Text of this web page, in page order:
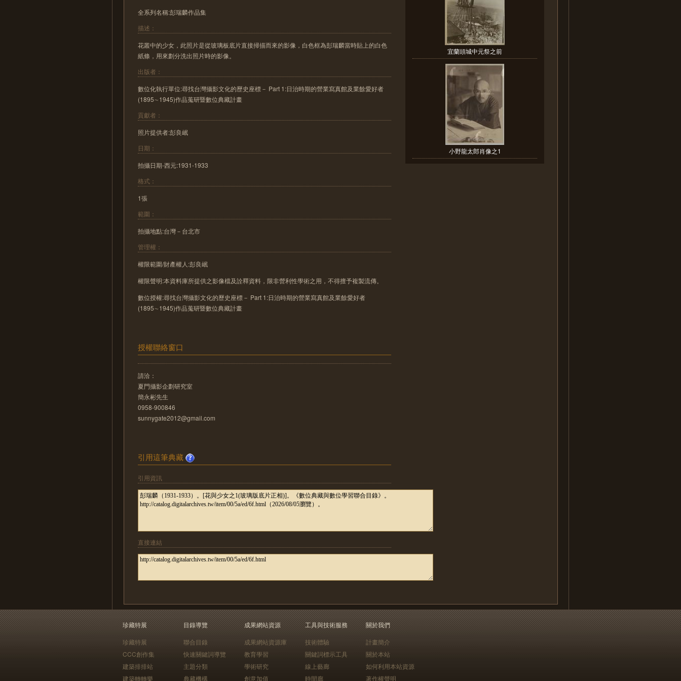
全系列名稱:彭瑞麟作品集
描述：
花叢中的少女，此照片是從玻璃板底片直接掃描而來的影像，白色框為彭瑞麟當時貼上的白色
紙條，用來劃分洗出照片時的影像。
出版者：
數位化執行單位:尋找台灣攝影文化的歷史座標－ Part 1:日治時期的營業寫真館及業餘愛好者
(1895∼1945)作品蒐研暨數位典藏計畫
貢獻者：
照片提供者:彭良岷
日期：
拍攝日期-西元:1931-1933
格式：
1張
範圍：
拍攝地點:台灣－台北市
管理權：
權限範圍/財產權人:彭良岷
權限聲明:本資料庫所提供之影像檔及詮釋資料，限非營利性學術之用，不得擅予複製流傳。
數位授權:尋找台灣攝影文化的歷史座標－ Part 1:日治時期的營業寫真館及業餘愛好者
(1895∼1945)作品蒐研暨數位典藏計畫
授權聯絡窗口
請洽：
夏門攝影企劃研究室
簡永彬先生
0958-900846
sunnygate2012@gmail.com
引用這筆典藏
引用資訊
直接連結
宜蘭頭城中元祭之前
小野龍太郎肖像之1
珍藏特展
珍藏特展
CCC創作集
建築排排站
建築轉轉樂
目錄導覽
聯合目錄
快速關鍵詞導覽
主題分類
典藏機構
成果網站資源
成果網站資源庫
教育學習
學術研究
創意加值
工具與技術服務
技術體驗
關鍵詞標示工具
線上藝廊
時間廊
關於我們
計畫簡介
關於本站
如何利用本站資源
著作權聲明